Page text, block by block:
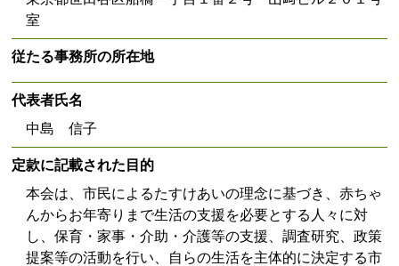
室
従たる事務所の所在地
代表者氏名
中島 信子
定款に記載された目的
本会は、市民によるたすけあいの理念に基づき、赤ちゃ
んからお年寄りまで生活の支援を必要とする人々に対
し、保育・家事・介助・介護等の支援、調査研究、政策
提案等の活動を行い、自らの生活を主体的に決定する市